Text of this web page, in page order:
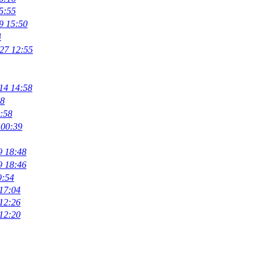
15:50
12:55
14:58
18:48
18:46